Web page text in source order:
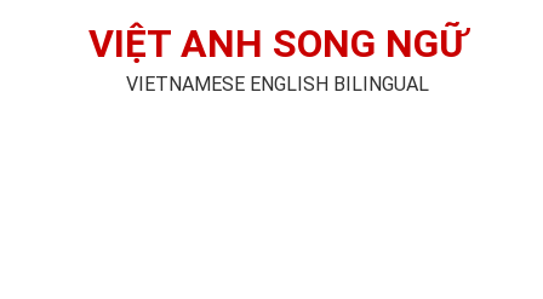
VIỆT ANH SONG NGỮ
VIETNAMESE ENGLISH BILINGUAL